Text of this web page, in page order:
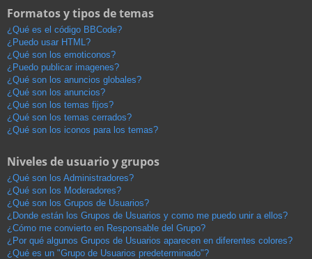
Formatos y tipos de temas
¿Qué es el código BBCode?
¿Puedo usar HTML?
¿Qué son los emoticonos?
¿Puedo publicar imagenes?
¿Qué son los anuncios globales?
¿Qué son los anuncios?
¿Qué son los temas fijos?
¿Qué son los temas cerrados?
¿Qué son los iconos para los temas?
Niveles de usuario y grupos
¿Qué son los Administradores?
¿Qué son los Moderadores?
¿Qué son los Grupos de Usuarios?
¿Donde están los Grupos de Usuarios y como me puedo unir a ellos?
¿Cómo me convierto en Responsable del Grupo?
¿Por qué algunos Grupos de Usuarios aparecen en diferentes colores?
¿Qué es un "Grupo de Usuarios predeterminado"?